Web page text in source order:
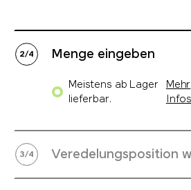
2/4 Menge eingeben
Meistens ab Lager
lieferbar.
Mehr
Infos
3/4 Veredelungsposition